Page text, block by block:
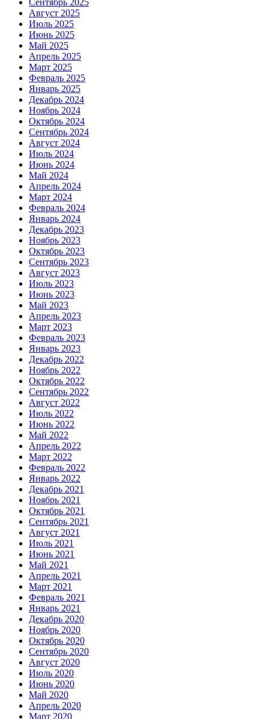
Август 2025
Июль 2025
Июнь 2025
Май 2025
Апрель 2025
Март 2025
Февраль 2025
Январь 2025
Декабрь 2024
Ноябрь 2024
Октябрь 2024
Сентябрь 2024
Август 2024
Июль 2024
Июнь 2024
Май 2024
Апрель 2024
Март 2024
Февраль 2024
Январь 2024
Декабрь 2023
Ноябрь 2023
Октябрь 2023
Сентябрь 2023
Август 2023
Июль 2023
Июнь 2023
Май 2023
Апрель 2023
Март 2023
Февраль 2023
Январь 2023
Декабрь 2022
Ноябрь 2022
Октябрь 2022
Сентябрь 2022
Август 2022
Июль 2022
Июнь 2022
Май 2022
Апрель 2022
Март 2022
Февраль 2022
Январь 2022
Декабрь 2021
Ноябрь 2021
Октябрь 2021
Сентябрь 2021
Август 2021
Июль 2021
Июнь 2021
Май 2021
Апрель 2021
Март 2021
Февраль 2021
Январь 2021
Декабрь 2020
Ноябрь 2020
Октябрь 2020
Сентябрь 2020
Август 2020
Июль 2020
Июнь 2020
Май 2020
Апрель 2020
Март 2020